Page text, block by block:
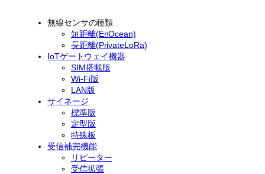
無線センサの種類
短距離(EnOcean)
長距離(PrivateLoRa)
IoTゲートウェイ機器
SIM搭載版
Wi-Fi版
LAN版
サイネージ
標準版
定型版
特殊板
受信補完機能
リピーター
受信拡張